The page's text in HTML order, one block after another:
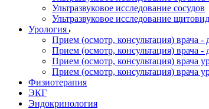
Ультразвуковое исследование сосудов
Ультразвуковое исследование
Урология
Прием (осмотр, консультация) врача -
Прием (осмотр, консультация) врача -
Прием (осмотр, консультация) врача
Прием (осмотр, консультация) врача
Физиотерапия
ЭКГ
Эндокринология